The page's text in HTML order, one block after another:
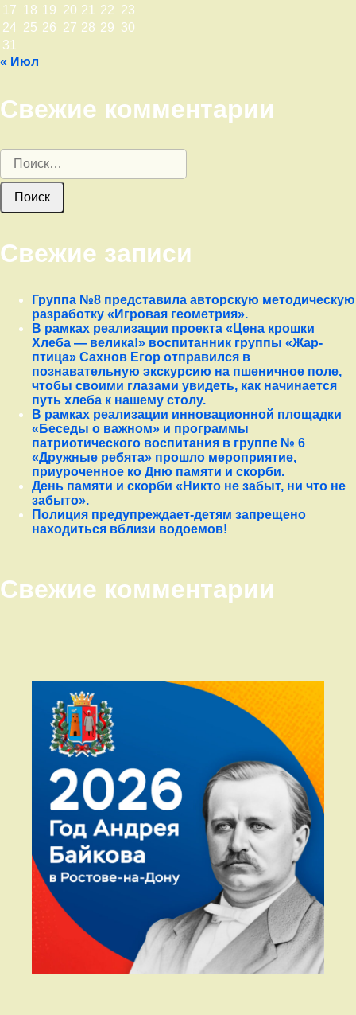
17 18 19 20 21 22 23
24 25 26 27 28 29 30
31
« Июл
Свежие комментарии
Найти:
Свежие записи
Группа №8 представила авторскую методическую
разработку «Игровая геометрия».
В рамках реализации проекта «Цена крошки
Хлеба — велика!» воспитанник группы «Жар-
птица» Сахнов Егор отправился в
познавательную экскурсию на пшеничное поле,
чтобы своими глазами увидеть, как начинается
путь хлеба к нашему столу.
В рамках реализации инновационной площадки
«Беседы о важном» и программы
патриотического воспитания в группе № 6
«Дружные ребята» прошло мероприятие,
приуроченное ко Дню памяти и скорби.
День памяти и скорби «Никто не забыт, ни что не
забыто».
Полиция предупреждает-детям запрещено
находиться вблизи водоемов!
Свежие комментарии